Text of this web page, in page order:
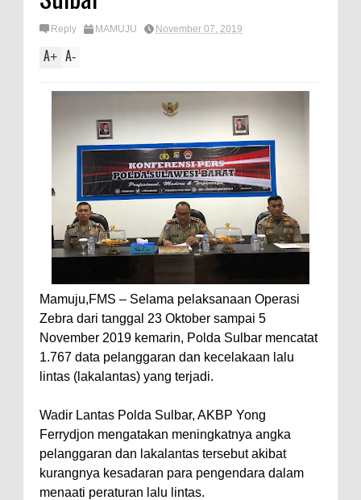
Reply MAMUJU November 07, 2019
A+ A-
Mamuju,FMS – Selama pelaksanaan Operasi
Zebra dari tanggal 23 Oktober sampai 5
November 2019 kemarin, Polda Sulbar mencatat
1.767 data pelanggaran dan kecelakaan lalu
lintas (lakalantas) yang terjadi.
Wadir Lantas Polda Sulbar, AKBP Yong
Ferrydjon mengatakan meningkatnya angka
pelanggaran dan lakalantas tersebut akibat
kurangnya kesadaran para pengendara dalam
menaati peraturan lalu lintas.